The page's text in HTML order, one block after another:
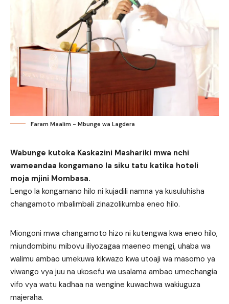
Faram Maalim - Mbunge wa Lagdera
Wabunge kutoka Kaskazini Mashariki mwa nchi
wameandaa kongamano la siku tatu katika hoteli
moja mjini Mombasa.
Lengo la kongamano hilo ni kujadili namna ya kusuluhisha
changamoto mbalimbali zinazolikumba eneo hilo.
Miongoni mwa changamoto hizo ni kutengwa kwa eneo hilo,
miundombinu mibovu iliyozagaa maeneo mengi, uhaba wa
walimu ambao umekuwa kikwazo kwa utoaji wa masomo ya
viwango vya juu na ukosefu wa usalama ambao umechangia
vifo vya watu kadhaa na wengine kuwachwa wakiuguza
majeraha.